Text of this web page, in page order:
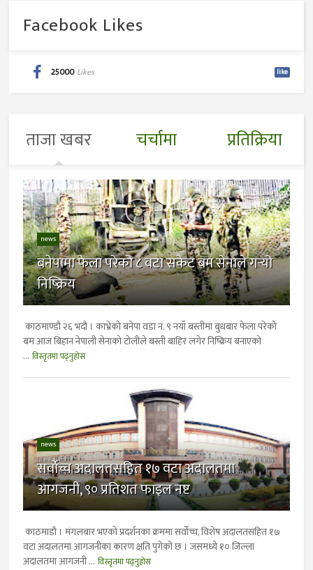
Facebook Likes
25000 Likes like
ताजा खबर चर्चामा प्रतिक्रिया
news
बनेपामा फेला परेको ८ वटा सकेट बम सेनाले गर्‍यो
निष्क्रिय
काठमाण्डाै २६ भदाै । काभ्रेको बनेपा वडा नं. ९ नयाँ बस्तीमा बुधबार फेला परेको
बम आज बिहान नेपाली सेनाको टोलीले बस्ती बाहिर लगेर निष्क्रिय बनाएको
... विस्तृतमा पढ्नुहोस
news
सर्वोच्च अदालतसहित १७ वटा अदालतमा
आगजनी, ९० प्रतिशत फाइल नष्ट
काठमाडौ । मंगलबार भएको प्रदर्शनका क्रममा सर्वोच्च, विशेष अदालतसहित १७
वटा अदालतमा आगजनीका कारण क्षति पुगेको छ । जसमध्ये १० जिल्ला
अदालतमा आगजनी ... विस्तृतमा पढ्नुहोस